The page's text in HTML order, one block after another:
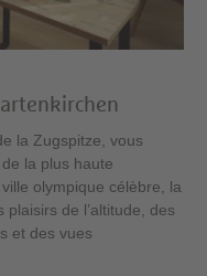
la Zugspitze, vous
la plus haute
olympique célèbre, la
plaisirs de l’altitude, des
et des vues